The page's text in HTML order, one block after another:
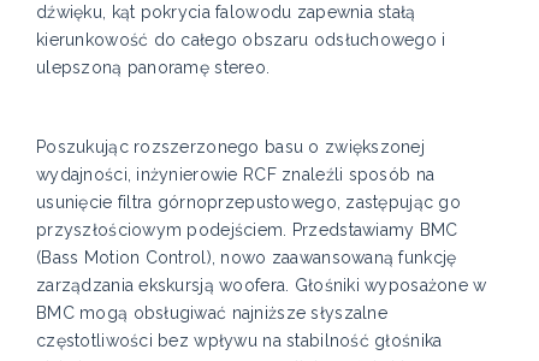
dźwięku, kąt pokrycia falowodu zapewnia stałą
kierunkowość do całego obszaru odsłuchowego i
ulepszoną panoramę stereo.
Poszukując rozszerzonego basu o zwiększonej
wydajności, inżynierowie RCF znaleźli sposób na
usunięcie filtra górnoprzepustowego, zastępując go
przyszłościowym podejściem. Przedstawiamy BMC
(Bass Motion Control), nowo zaawansowaną funkcję
zarządzania ekskursją woofera. Głośniki wyposażone w
BMC mogą obsługiwać najniższe słyszalne
częstotliwości bez wpływu na stabilność głośnika